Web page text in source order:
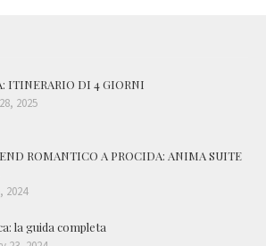
ITINERARIO DI 4 GIORNI
2025
ROMANTICO A PROCIDA: ANIMA SUITE
2024
la guida completa